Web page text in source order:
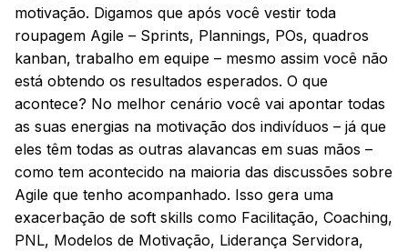
motivação. Digamos que após você vestir toda
roupagem Agile – Sprints, Plannings, POs, quadros
kanban, trabalho em equipe – mesmo assim você não
está obtendo os resultados esperados. O que
acontece? No melhor cenário você vai apontar todas
as suas energias na motivação dos indivíduos – já que
eles têm todas as outras alavancas em suas mãos –
como tem acontecido na maioria das discussões sobre
Agile que tenho acompanhado. Isso gera uma
exacerbação de soft skills como Facilitação, Coaching,
PNL, Modelos de Motivação, Liderança Servidora,